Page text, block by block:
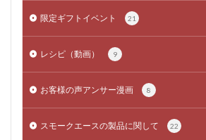
限定ギフトイベント 21
レシピ（動画） 9
お客様の声アンサー漫画 8
スモークエースの製品に関して 22